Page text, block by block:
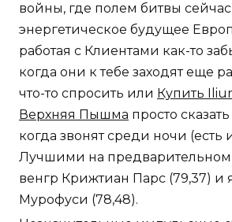
войны, где полем битвы сейчас
энергетическое будущее
работая с Клиентами как-то
когда они к тебе заходят еще
что-то спросить или Купить
Верхняя Пышма просто
когда звонят среди ночи (есть
Лучшими на предварительном
венгр Крижтиан Парс (79,37) и
Мурофуси (78,48).